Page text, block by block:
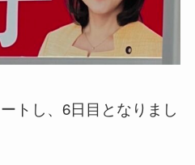
トし、6日目となりまし